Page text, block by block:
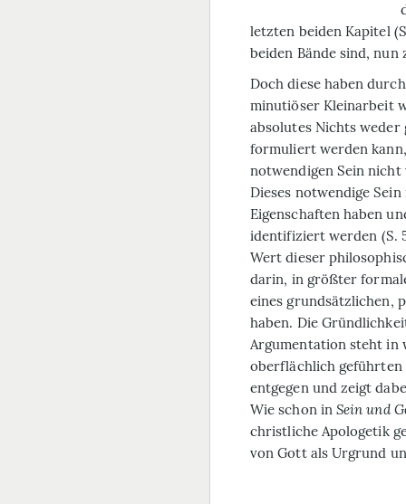
letzten beiden Kapitel
beiden Bände sind, nun
Doch diese haben
minutiöser Kleinarbeit
absolutes Nichts
formuliert werden
notwendigen Sein nicht
Dieses notwendige
Eigenschaften haben
identifiziert werden (S.
Wert dieser
darin, in größter
eines grundsätzlichen,
haben. Die
Argumentation steht in
oberflächlich geführten
entgegen und zeigt
Wie schon in Sein und
christliche Apologetik
von Gott als Urgrund